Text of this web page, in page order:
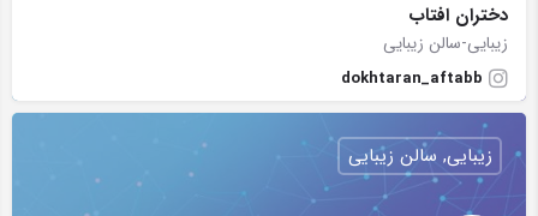
دختران افتاب
زیبایی-سالن زیبایی
dokhtaran_aftabb
زیبایی, سالن زیبایی